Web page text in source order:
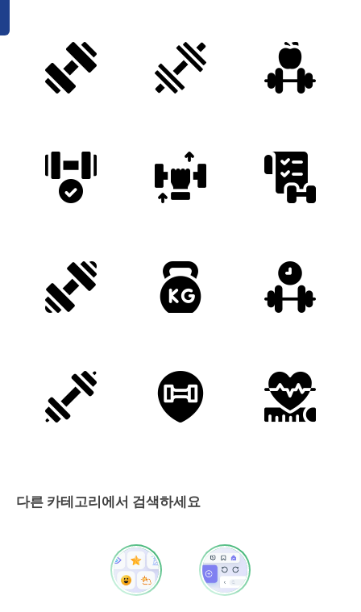
다른 카테고리에서 검색하세요